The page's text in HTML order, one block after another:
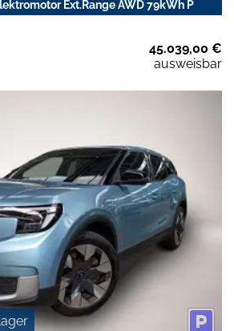
Ext.Range AWD 79kWh P
45.039,00 €
ausweisbar